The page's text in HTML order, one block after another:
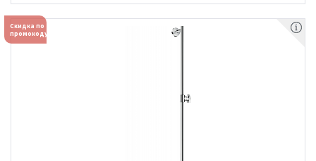
Скидка по
промокоду